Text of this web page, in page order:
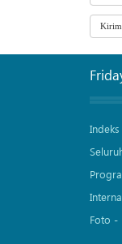
Indeks
Foto -